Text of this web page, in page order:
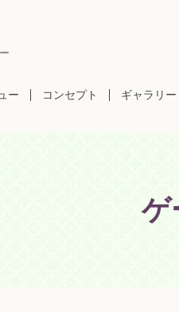
ー コンセプト ギャラリー
ゲ